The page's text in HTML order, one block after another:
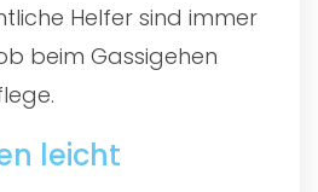
Helfer sind immer
beim Gassigehen
leicht